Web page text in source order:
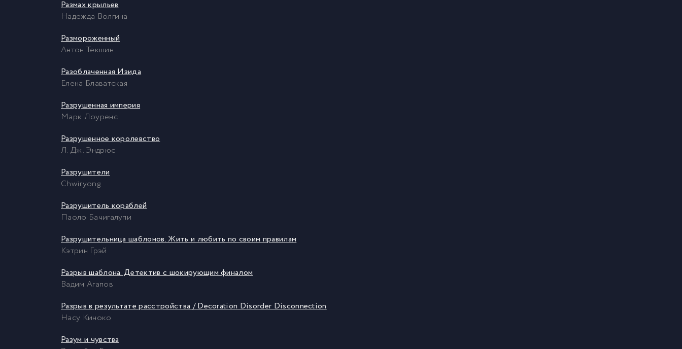
Размах крыльев
Надежда Волгина
Размороженный
Антон Текшин
Разоблаченная Изида
Елена Блаватская
Разрушенная империя
Марк Лоуренс
Разрушенное королевство
Л. Дж. Эндрюс
Разрушители
Chwiryong
Разрушитель кораблей
Паоло Бачигалупи
Разрушительница шаблонов. Жить и любить по своим правилам
Кэтрин Грэй
Разрыв шаблона. Детектив с шокирующим финалом
Вадим Агапов
Разрыв в результате расстройства / Decoration Disorder Disconnection
Насу Киноко
Разум и чувства